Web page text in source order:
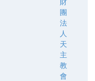
團
法
人
天
主
教
會